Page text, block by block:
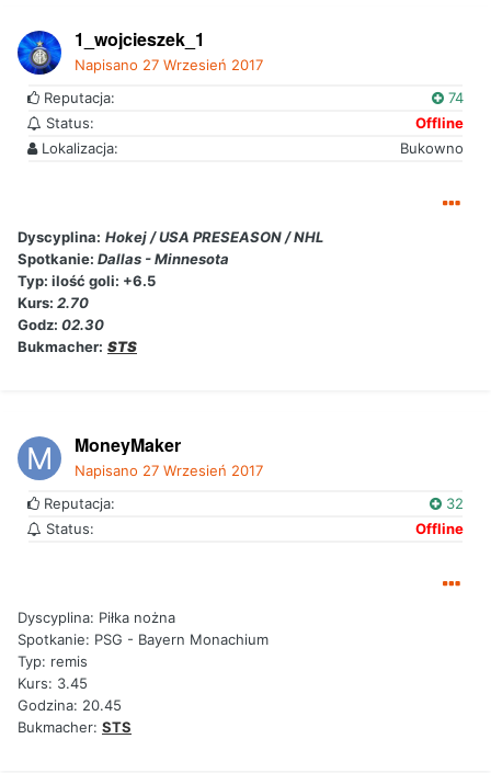
1_wojcieszek_1
Napisano 27 Wrzesień 2017
Reputacja:
74
Status:
Offline
Lokalizacja:
Bukowno
Dyscyplina: Hokej / USA PRESEASON / NHL
Spotkanie: Dallas - Minnesota
Typ: ilość goli: +6.5
Kurs: 2.70
Godz: 02.30
Bukmacher: STS
MoneyMaker
Napisano 27 Wrzesień 2017
Reputacja:
32
Status:
Offline
Dyscyplina: Piłka nożna
Spotkanie: PSG - Bayern Monachium
Typ: remis
Kurs: 3.45
Godzina: 20.45
Bukmacher: STS